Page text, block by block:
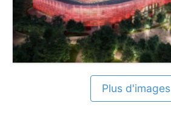
Plus d'images